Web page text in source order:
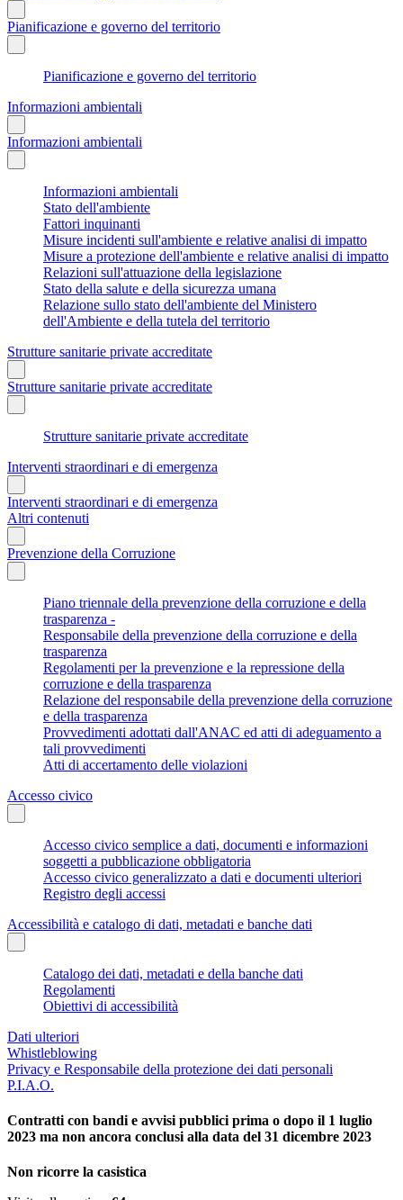
Pianificazione e governo del territorio
Pianificazione e governo del territorio
Informazioni ambientali
Informazioni ambientali
Informazioni ambientali
Stato dell'ambiente
Fattori inquinanti
Misure incidenti sull'ambiente e relative analisi di impatto
Misure a protezione dell'ambiente e relative analisi di impatto
Relazioni sull'attuazione della legislazione
Stato della salute e della sicurezza umana
Relazione sullo stato dell'ambiente del Ministero
dell'Ambiente e della tutela del territorio
Strutture sanitarie private accreditate
Strutture sanitarie private accreditate
Strutture sanitarie private accreditate
Interventi straordinari e di emergenza
Interventi straordinari e di emergenza
Altri contenuti
Prevenzione della Corruzione
Piano triennale della prevenzione della corruzione e della
trasparenza -
Responsabile della prevenzione della corruzione e della
trasparenza
Regolamenti per la prevenzione e la repressione della
corruzione e della trasparenza
Relazione del responsabile della prevenzione della corruzione
e della trasparenza
Provvedimenti adottati dall'ANAC ed atti di adeguamento a
tali provvedimenti
Atti di accertamento delle violazioni
Accesso civico
Accesso civico semplice a dati, documenti e informazioni
soggetti a pubblicazione obbligatoria
Accesso civico generalizzato a dati e documenti ulteriori
Registro degli accessi
Accessibilità e catalogo di dati, metadati e banche dati
Catalogo dei dati, metadati e della banche dati
Regolamenti
Obiettivi di accessibilità
Dati ulteriori
Whistleblowing
Privacy e Responsabile della protezione dei dati personali
P.I.A.O.
Contratti con bandi e avvisi pubblici prima o dopo il 1 luglio
2023 ma non ancora conclusi alla data del 31 dicembre 2023
Non ricorre la casistica